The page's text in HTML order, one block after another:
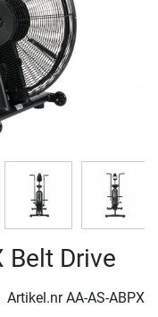
Belt Drive
Artikel.nrAA-AS-ABPX